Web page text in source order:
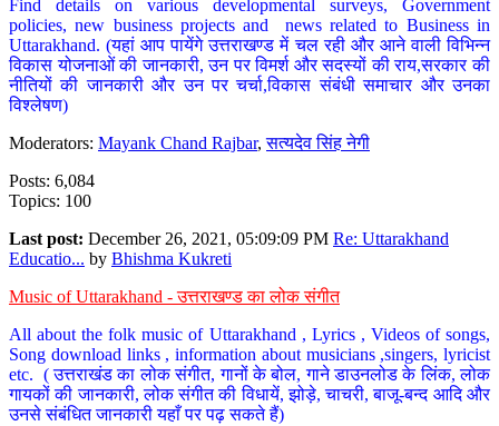
Find details on various developmental surveys, Government
policies, new business projects and news related to Business in
Uttarakhand. (यहां आप पायेंगे उत्तराखण्ड में चल रही और आने वाली विभिन्न
विकास योजनाओं की जानकारी, उन पर विमर्श और सदस्यों की राय,सरकार की
नीतियों की जानकारी और उन पर चर्चा,विकास संबंधी समाचार और उनका
विश्लेषण)
Moderators: Mayank Chand Rajbar,सत्यदेव सिंह नेगी
Posts: 6,084
Topics: 100
Last post: December 26, 2021, 05:09:09 PM Re: Uttarakhand
Educatio... by Bhishma Kukreti
Music of Uttarakhand - उत्तराखण्ड का लोक संगीत
All about the folk music of Uttarakhand , Lyrics , Videos of songs,
Song download links , information about musicians ,singers, lyricist
etc. ( उत्तराखंड का लोक संगीत, गानों के बोल, गाने डाउनलोड के लिंक, लोक
गायकों की जानकारी, लोक संगीत की विधायें, झोड़े, चाचरी, बाजू-बन्द आदि और
उनसे संबंधित जानकारी यहाँ पर पढ़ सकते हैं)